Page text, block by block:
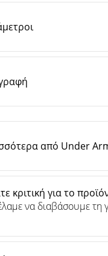
για το προϊόν
κριτική για το
να διαβάσουμε τη
από Under